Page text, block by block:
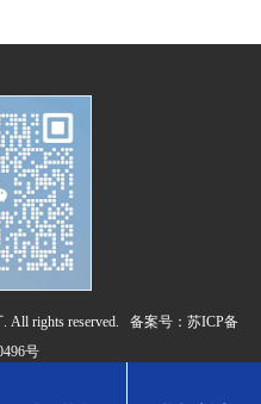
All rights reserved. 备案号： 苏ICP备
号